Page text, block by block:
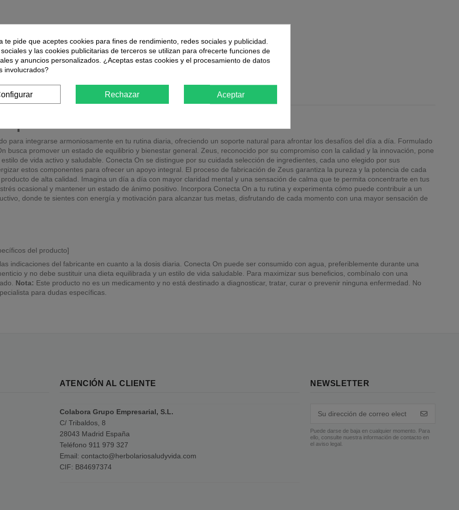
para el Bienestar Diario
para integrarse armoniosamente en tu rutina diaria, ofreciendo un soporte natural para afrontar los desafíos del día a día. Formulado
busca promover un estado de equilibrio y bienestar general. Zeus, reconocido por su compromiso con la calidad y la innovación, pone
de vida activo y saludable. Conecta On se distingue por su cuidada selección de ingredientes, cada uno elegido por sus
estos componentes para ofrecer un apoyo integral. El proceso de fabricación de Zeus garantiza la pureza y la potencia de cada
de alta calidad. Imagina un día a día con mayor claridad mental y una sensación de calma que te permita concentrarte en tus
ocasional y mantener un estado de ánimo positivo. Incorpora Conecta On a tu rutina y experimenta cómo puede contribuir a un
donde te sientes con energía y motivación para alcanzar tus metas, disfrutando de cada momento con una mayor sensación de
del producto]
indicaciones del fabricante en cuanto a la dosis diaria. Conecta On puede ser consumido con agua, preferiblemente durante una
y no debe sustituir una dieta equilibrada y un estilo de vida saludable. Para maximizar sus beneficios, combínalo con una
Nota: Este producto no es un medicamento y no está destinado a diagnosticar, tratar, curar o prevenir ninguna enfermedad. No
para dudas específicas.
ATENCIÓN AL CLIENTE
Colabora Grupo Empresarial, S.L.
C/ Tribaldos, 8
28043 Madrid España
Teléfono 911 979 327
Email: contacto@herbolariosaludyvida.com
CIF: B84697374
NEWSLETTER
Puede darse de baja en cualquier momento. Para
ello, consulte nuestra información de contacto en
el aviso legal.
te pide que aceptes cookies para fines de rendimiento, redes sociales y publicidad.
y las cookies publicitarias de terceros se utilizan para ofrecerte funciones de
y anuncios personalizados. ¿Aceptas estas cookies y el procesamiento de datos
involucrados?
Rechazar Aceptar